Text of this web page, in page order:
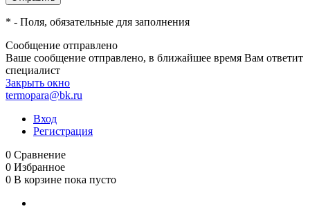
* - Поля, обязательные для заполнения
Сообщение отправлено
Ваше сообщение отправлено, в ближайшее время Вам ответит
специалист
Закрыть окно
termopara@bk.ru
Вход
Регистрация
0 Сравнение
0 Избранное
0 В корзине пока пусто